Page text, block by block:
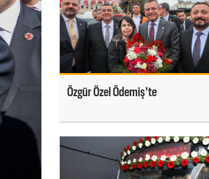
Özgür Özel Ödemiş'te